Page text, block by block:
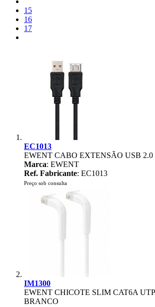
15
16
17
EC1013
EWENT CABO EXTENSÃO USB 2.0
Marca: EWENT
Ref. Fabricante: EC1013
Preço sob consulta
IM1300
EWENT CHICOTE SLIM CAT6A
BRANCO